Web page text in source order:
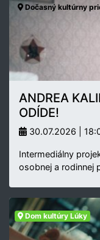
Dočasný kultúrny
ANDREA
ODÍDE!
30.07.2026 |
Intermediálny
osobnej a rodinnej
Dom kultúry Lúky